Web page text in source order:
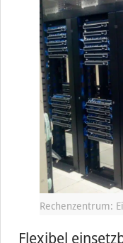
Rechenzentrum:
Flexibel